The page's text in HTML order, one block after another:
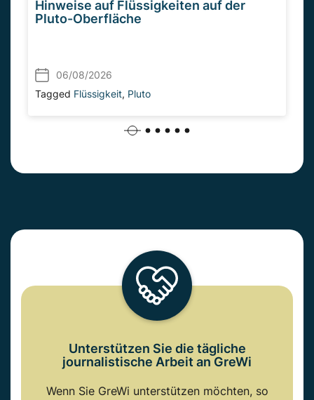
Hinweise auf Flüssigkeiten auf der
Pluto-Oberfläche
06/08/2026
Tagged Flüssigkeit, Pluto
Unterstützen Sie die tägliche
journalistische Arbeit an GreWi
Wenn Sie GreWi unterstützen möchten, so